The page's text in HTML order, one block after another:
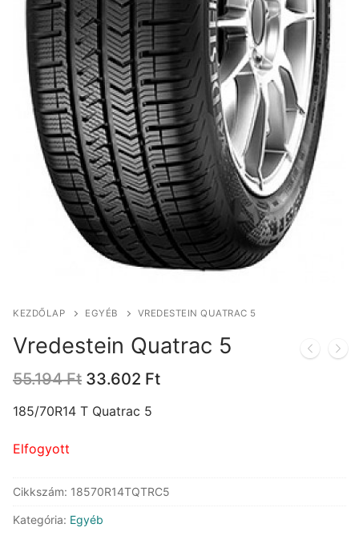
KEZDŐLAP EGYÉB VREDESTEIN QUATRAC 5
Vredestein Quatrac 5
55.194Ft Original
was:
33.602 FtCurrent
185/70R14 T Quatrac 5
Elfogyott
Cikkszám: 18570R14TQTRC5
Kategória: Egyéb